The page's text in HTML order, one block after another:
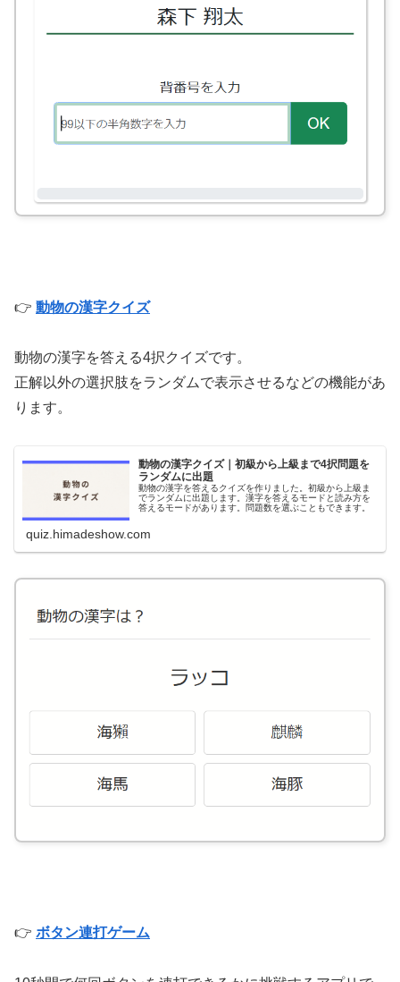
👉 動物の漢字クイズ
動物の漢字を答える4択クイズです。
正解以外の選択肢をランダムで表示させるなどの機能があ
ります。
動物の漢字クイズ｜初級から上級まで4択問題を
ランダムに出題
動物の漢字を答えるクイズを作りました。初級から上級ま
でランダムに出題します。漢字を答えるモードと読み方を
答えるモードがあります。問題数を選ぶこともできます。
quiz.himadeshow.com
👉 ボタン連打ゲーム